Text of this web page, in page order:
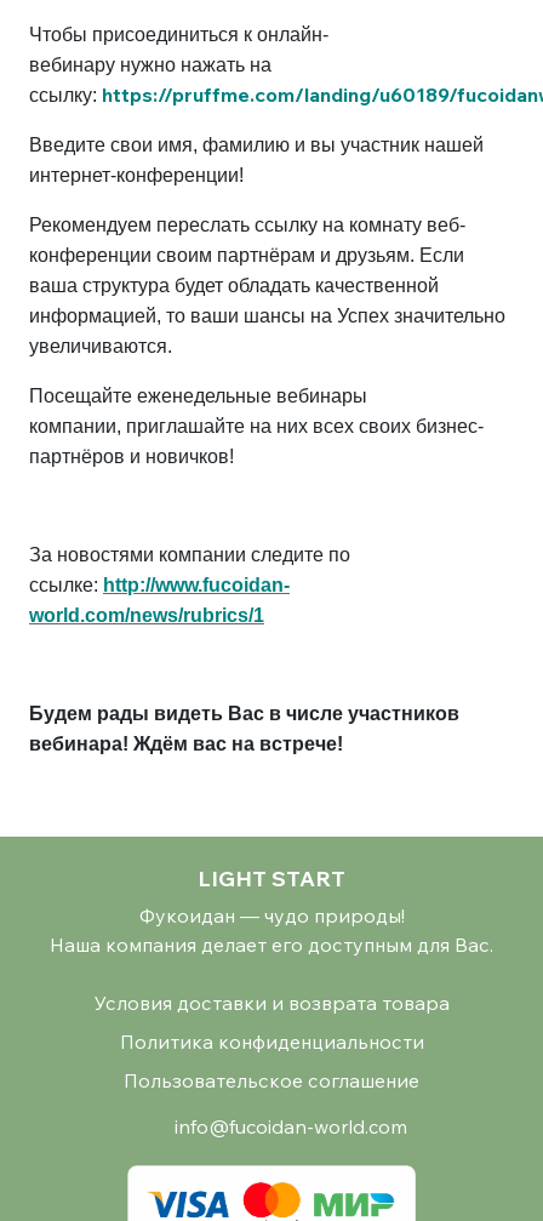
Чтобы присоединиться к онлайн-
вебинару нужно нажать на
ссылку: https://pruffme.com/landing/u60189/
Введите свои имя, фамилию и вы участник нашей
интернет-конференции!
Рекомендуем переслать ссылку на комнату веб-
конференции своим партнёрам и друзьям. Если
ваша структура будет обладать качественной
информацией, то ваши шансы на Успех значительно
увеличиваются.
Посещайте еженедельные вебинары
компании, приглашайте на них всех своих бизнес-
партнёров и новичков!
За новостями компании следите по
ссылке: http://www.fucoidan-
world.com/news/rubrics/1
Будем рады видеть Вас в числе участников
вебинара! Ждём вас на встрече!
LIGHT START
Фукоидан — чудо природы!
Наша компания делает его доступным для Вас.
Условия доставки и возврата товара
Политика конфиденциальности
Пользовательское соглашение
info@fucoidan-world.com